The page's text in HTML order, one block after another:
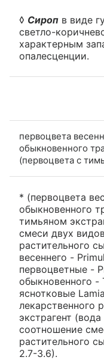
◊ Сироп в виде
светло-
характерным
опалесценции.
первоцвета
обыкновенного
(первоцвета с
* (первоцвета
обыкновенного
тимьяном
смеси двух
растительного
весеннего -
первоцветные -
обыкновенного -
яснотковые
лекарственного
экстрагент
соотношение
растительного
2.7-3.6).